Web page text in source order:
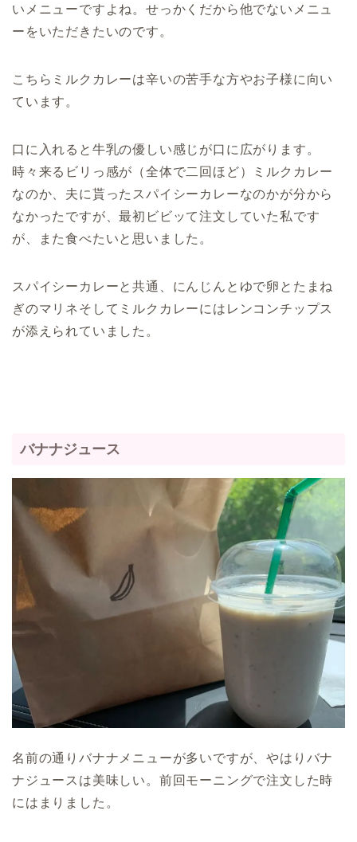
いメニューですよね。せっかくだから他でないメニュ
ーをいただきたいのです。
こちらミルクカレーは辛いの苦手な方やお子様に向い
ています。
口に入れると牛乳の優しい感じが口に広がります。
時々来るビリっ感が（全体で二回ほど）ミルクカレー
なのか、夫に貰ったスパイシーカレーなのかが分から
なかったですが、最初ビビッて注文していた私です
が、また食べたいと思いました。
スパイシーカレーと共通、にんじんとゆで卵とたまね
ぎのマリネそしてミルクカレーにはレンコンチップス
が添えられていました。
バナナジュース
名前の通りバナナメニューが多いですが、やはりバナ
ナジュースは美味しい。前回モーニングで注文した時
にはまりました。